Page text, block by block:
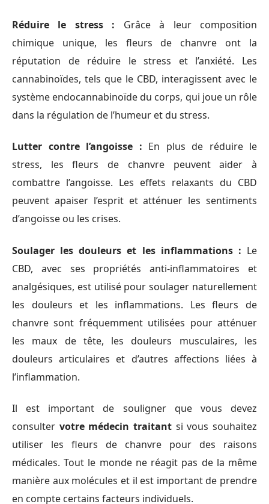
Réduire le stress : Grâce à leur composition
chimique unique, les fleurs de chanvre ont la
réputation de réduire le stress et l’anxiété. Les
cannabinoïdes, tels que le CBD, interagissent avec le
système endocannabinoïde du corps, qui joue un rôle
dans la régulation de l’humeur et du stress.
Lutter contre l’angoisse : En plus de réduire le
stress, les fleurs de chanvre peuvent aider à
combattre l’angoisse. Les effets relaxants du CBD
peuvent apaiser l’esprit et atténuer les sentiments
d’angoisse ou les crises.
Soulager les douleurs et les inflammations : Le
CBD, avec ses propriétés anti-inflammatoires et
analgésiques, est utilisé pour soulager naturellement
les douleurs et les inflammations. Les fleurs de
chanvre sont fréquemment utilisées pour atténuer
les maux de tête, les douleurs musculaires, les
douleurs articulaires et d’autres affections liées à
l’inflammation.
Il est important de souligner que vous devez
consulter votre médecin traitant si vous souhaitez
utiliser les fleurs de chanvre pour des raisons
médicales. Tout le monde ne réagit pas de la même
manière aux molécules et il est important de prendre
en compte certains facteurs individuels.